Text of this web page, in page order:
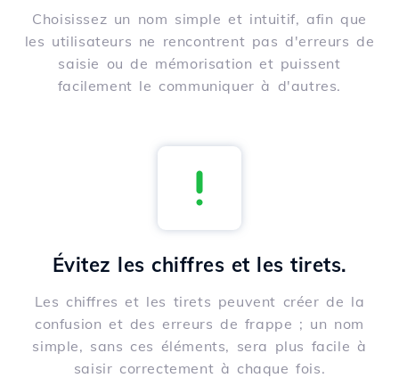
Choisissez un nom simple et intuitif, afin que
les utilisateurs ne rencontrent pas d'erreurs de
saisie ou de mémorisation et puissent
facilement le communiquer à d'autres.
Évitez les chiffres et les tirets.
Les chiffres et les tirets peuvent créer de la
confusion et des erreurs de frappe ; un nom
simple, sans ces éléments, sera plus facile à
saisir correctement à chaque fois.